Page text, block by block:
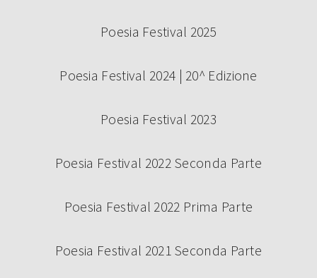
Poesia Festival 2025
Poesia Festival 2024 | 20^ Edizione
Poesia Festival 2023
Poesia Festival 2022 Seconda Parte
Poesia Festival 2022 Prima Parte
Poesia Festival 2021 Seconda Parte